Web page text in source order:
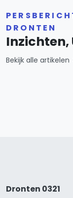
DRONTEN
Inzichten,
Bekijk alle artikelen
Dronten 0321